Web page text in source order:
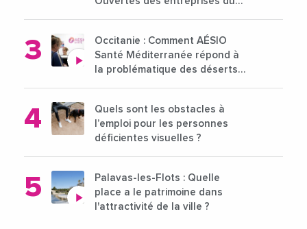
Occitanie : Comment AÉSIO
Santé Méditerranée répond à
la problématique des déserts
Quels sont les obstacles à
l’emploi pour les personnes
déficientes visuelles ?
Palavas-les-Flots : Quelle
place a le patrimoine dans
l'attractivité de la ville ?